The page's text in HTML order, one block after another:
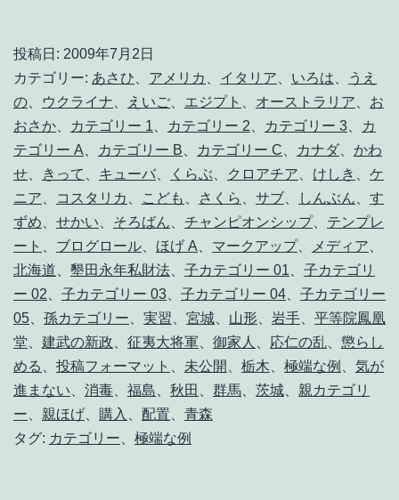
投稿日: 2009年7月2日
カテゴリー: あさひ、 アメリカ 、 イタリア、 いろは、
うえ
の、 ウクライナ、 えいご、 エジプト 、 オーストラリア、 お
おさか、 カテゴリー 1、 カテゴリー 2、 カテゴリー 3、
カ
テゴリー A、 カテゴリー B、 カテゴリー C、 カナダ、 かわ
せ、 きって 、 キューバ、 くらぶ、 クロアチア、 けしき 、 ケ
ニア、 コスタリカ 、 こども 、 さくら 、 サブ、 しんぶん、 す
ずめ、 せかい、 そろばん、 チャンピオンシップ、 テンプレ
ート 、 ブログロール、 ほげ A、 マークアップ、 メディア、
北海道、 墾田永年私財法、 子カテゴリー 01、 子カテゴリ
ー 02、 子カテゴリー 03、 子カテゴリー 04、 子カテゴリー
05、 孫カテゴリー、 実習、 宮城、 山形、 岩手、 平等院鳳凰
堂、 建武の新政、 征夷大将軍、 御家人 、 応仁の乱、 懲らし
める 、 投稿フォーマット 、 未公開 、 栃木、 極端な例 、 気が
進まない、 消毒、 福島、 秋田 、 群馬、 茨城、 親カテゴリ
ー、 親ほげ、 購入 、 配置、 青森
タグ: カテゴリー、 極端な例